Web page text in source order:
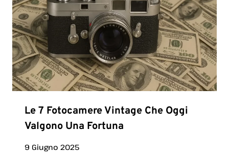
Le 7 Fotocamere Vintage Che Oggi
Valgono Una Fortuna
9 Giugno 2025